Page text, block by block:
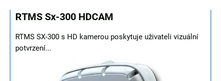
RTMS Sx-300 HDCAM
RTMS SX-300 s HD kamerou poskytuje uživateli vizuální
potvrzení...